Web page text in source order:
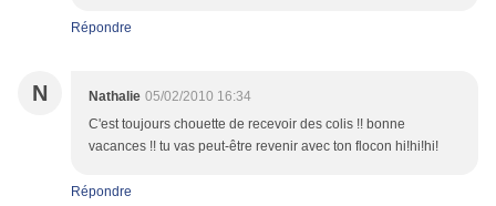
Répondre
N Nathalie 05/02/2010 16:34
C'est toujours chouette de recevoir des colis !! bonne
vacances !! tu vas peut-être revenir avec ton flocon hi!hi!hi!
Répondre